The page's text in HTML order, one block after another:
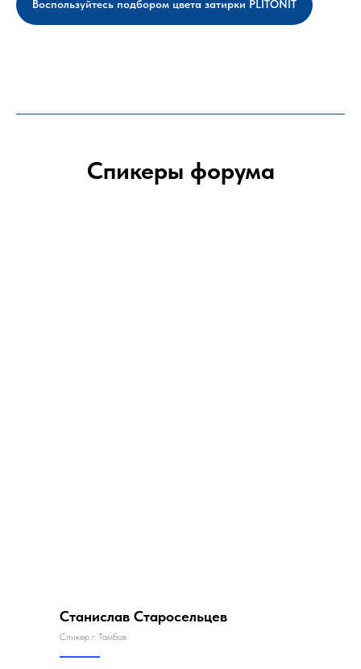
Воспользуйтесь подбором цвета затирки PLITONIT
Спикеры форума
Станислав Старосельцев
Спикер г. Тамбов